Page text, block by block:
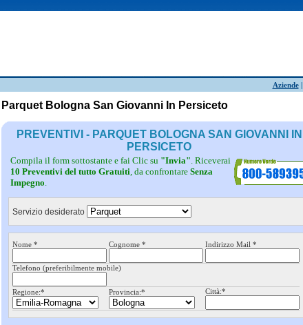
Aziende|
Parquet Bologna San Giovanni In Persiceto
PREVENTIVI - PARQUET BOLOGNA SAN GIOVANNI IN
PERSICETO
Compila il form sottostante e fai Clic su "Invia". Riceverai
10 Preventivi del tutto Gratuiti, da confrontareSenza
Impegno.
Servizio desiderato
Nome * Cognome * Indirizzo Mail *
Telefono (preferibilmente mobile)
Regione:* Provincia:* Città:*